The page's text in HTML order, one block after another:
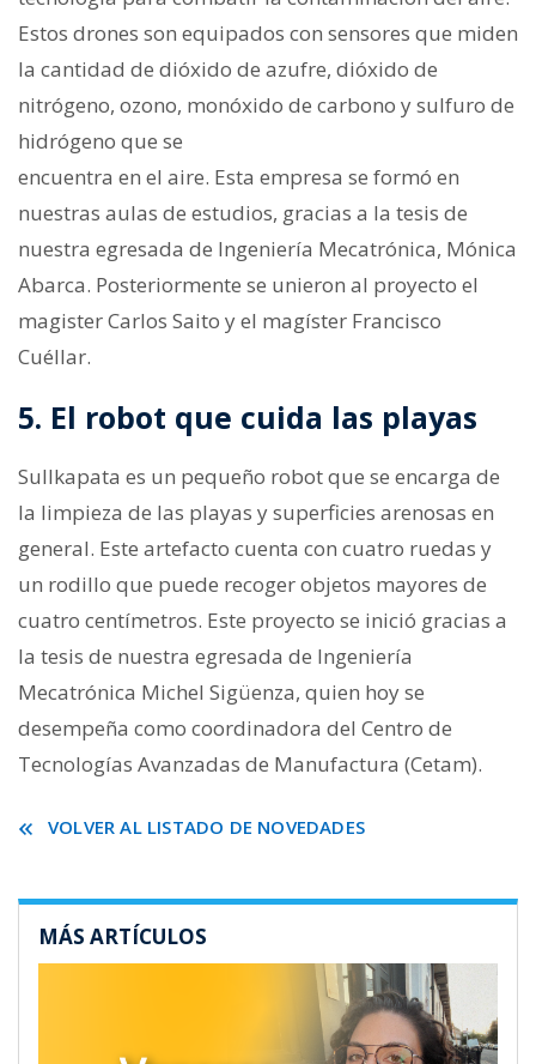
Estos drones son equipados con sensores que miden
la cantidad de dióxido de azufre, dióxido de
nitrógeno, ozono, monóxido de carbono y sulfuro de
hidrógeno que se
encuentra en el aire. Esta empresa se formó en
nuestras aulas de estudios, gracias a la tesis de
nuestra egresada de Ingeniería Mecatrónica, Mónica
Abarca. Posteriormente se unieron al proyecto el
magister Carlos Saito y el magíster Francisco
Cuéllar.
5. El robot que cuida las playas
Sullkapata es un pequeño robot que se encarga de
la limpieza de las playas y superficies arenosas en
general. Este artefacto cuenta con cuatro ruedas y
un rodillo que puede recoger objetos mayores de
cuatro centímetros. Este proyecto se inició gracias a
la tesis de nuestra egresada de Ingeniería
Mecatrónica Michel Sigüenza, quien hoy se
desempeña como coordinadora del Centro de
Tecnologías Avanzadas de Manufactura (Cetam).
VOLVER AL LISTADO DE NOVEDADES
MÁS ARTÍCULOS